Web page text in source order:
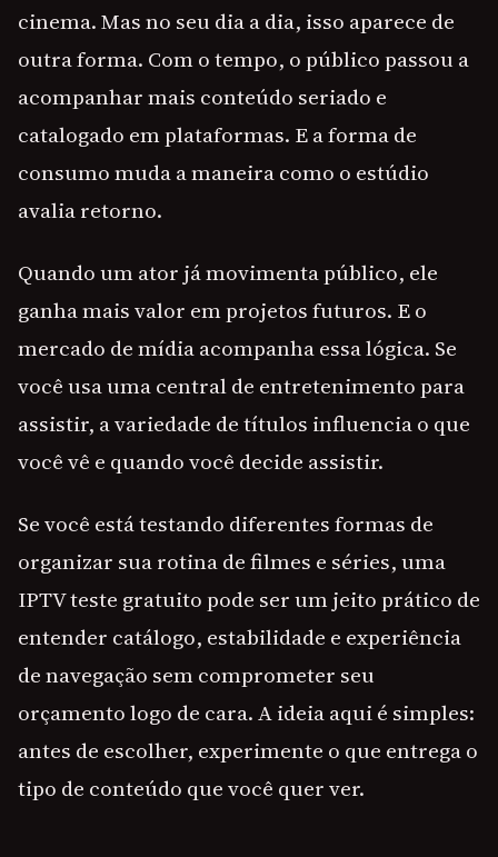
cinema. Mas no seu dia a dia, isso aparece de
outra forma. Com o tempo, o público passou a
acompanhar mais conteúdo seriado e
catalogado em plataformas. E a forma de
consumo muda a maneira como o estúdio
avalia retorno.
Quando um ator já movimenta público, ele
ganha mais valor em projetos futuros. E o
mercado de mídia acompanha essa lógica. Se
você usa uma central de entretenimento para
assistir, a variedade de títulos influencia o que
você vê e quando você decide assistir.
Se você está testando diferentes formas de
organizar sua rotina de filmes e séries, uma
IPTV teste gratuito pode ser um jeito prático de
entender catálogo, estabilidade e experiência
de navegação sem comprometer seu
orçamento logo de cara. A ideia aqui é simples:
antes de escolher, experimente o que entrega o
tipo de conteúdo que você quer ver.